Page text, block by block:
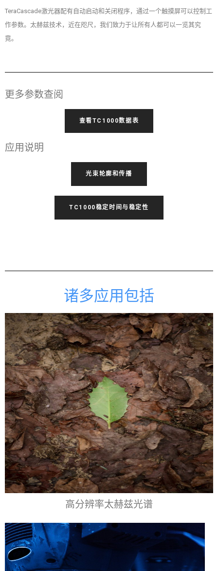
TeraCascade激光器配有自动启动和关闭程序，通过一个触摸屏可以控制工
作参数。太赫兹技术，近在咫尺，我们致力于让所有人都可以一览其究
竟。
更多参数查阅
查看TC1000数据表
应用说明
光束轮廓和传播
TC1000稳定时间与稳定性
诸多应用包括
高分辨率太赫兹光谱